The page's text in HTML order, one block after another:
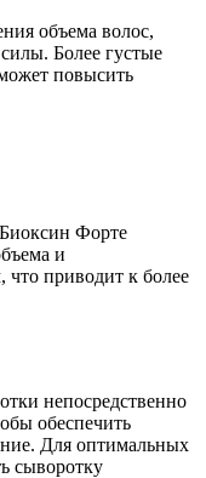
объема волос,
Более густые
повысить
Форте
и
что приводит к более
непосредственно
обеспечить
Для оптимальных
сыворотку